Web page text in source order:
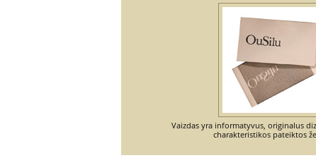
Vaizdas yra informatyvus, originalus
charakteristikos pateiktos